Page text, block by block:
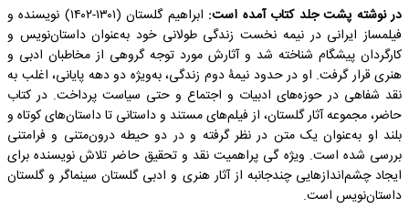
در نوشته پشت جلد کتاب آمده است:
ابراهیم گلستان (۱۳۰۱-۱۴۰۲) نویسنده و
فیلمساز ایرانی در نیمه نخست زندگی طولانی خود به‌عنوان داستان‌نویس و
کارگردان پیشگام شناخته شد و آثارش مورد توجه گروهی از مخاطبان ادبی و
هنری قرار گرفت. او در حدود نیمۀ دوم زندگی، به‌ویژه دو دهه پایانی، اغلب به
نقد شفاهی در حوزه‌های ادبیات و اجتماع و حتی سیاست پرداخت. در کتاب
حاضر، مجموعه آثار گلستان، از فیلم‌های مستند و داستانی تا داستان‌های کوتاه و
بلند او به‌عنوان یک متن در نظر گرفته و در دو حیطه درون‌متنی و فرامتنی
بررسی شده است. ویژه گی پراهمیت نقد و تحقیق حاضر تلاش نویسنده برای
ایجاد چشم‌اندازهایی چندجانبه از آثار هنری و ادبی گلستان سینماگر و گلستان
داستان‌نویس است.